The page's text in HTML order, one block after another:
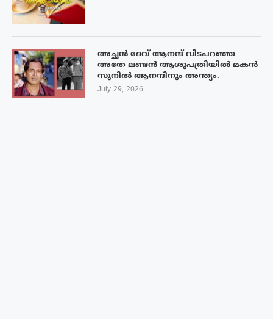
അച്ഛൻ ദേവ് ആനന്ദ് വിടപറഞ്ഞ
അതേ ലണ്ടൻ ആശുപത്രിയിൽ മകൻ
സുനിൽ ആനന്ദിനും അന്ത്യം.
July 29, 2026